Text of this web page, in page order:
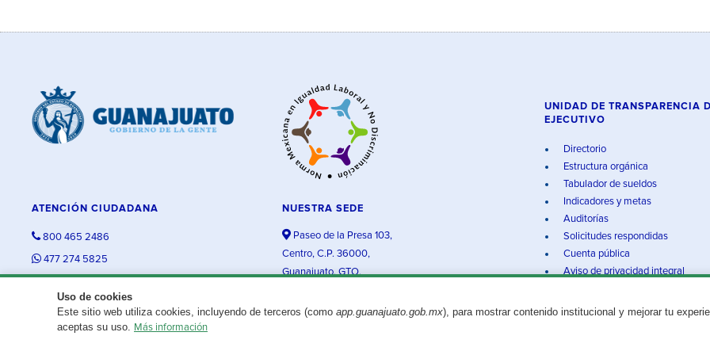
Uso de cookies
Este sitio web utiliza cookies, incluyendo de terceros (como app.guanajuato.gob.mx), para mostrar contenido institucional y mejorar tu
aceptas su uso. Más información
ATENCIÓN CIUDADANA
800 465 2486
477 274 5825
NUESTRA SEDE
Paseo de la Presa 103,
Centro, C.P. 36000,
Guanajuato, GTO.
UNIDAD DE TRANSPARENCIA
EJECUTIVO
Directorio
Estructura orgánica
Tabulador de sueldos
Indicadores y metas
Auditorías
Solicitudes respondidas
Cuenta pública
Aviso de privacidad integral
¿Existe algún problema con esta página?Repórtalo aquí. Aviso legal© 2025 Gobierno del Estado de Guanajuato